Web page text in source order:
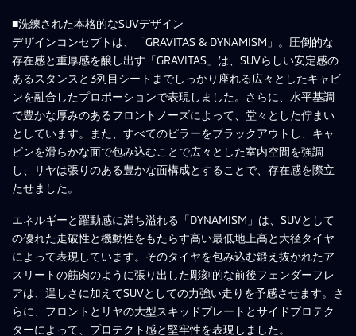
■洗練された本格的なSUVデザイン
デザインコンセプトは、「GRAVITAS & DYNAMISM」。圧倒的な
存在感と重厚感を醸し出す「GRAVITAS」は、SUVらしい安定感の
あるスタンスと3列目シートまでしっかり座れる広々としたキャビ
ンを融合したプロポーションで表現しました。さらに、水平基調
で豊かな厚みのあるフロントノーズによって、堂々とした佇まい
としています。また、すべてのピラーをブラックアウトし、キャ
ビンを滑らかな面で包み込むことで広々とした室内空間を強調
し、リヤは張りのある豊かな面構成とすることで、存在感を際立
たせました。
エネルギーと躍動感に満ち溢れる「DYNAMISM」は、SUVとして
の優れた走破性と機動性をもたらす高い最低地上高と大径タイヤ
によって表現しています。そのタイヤを包み込む鍛え抜かれたア
スリートの筋肉のように張り出した彫刻的な前後フェンダーフレ
アは、逞しさに加えてSUVとしての力強い走りを予感させます。さ
らに、フロントとリヤの大型スキッドプレートとサイドプロテク
ターによって、プロテクト感と堅牢性を表現しました。